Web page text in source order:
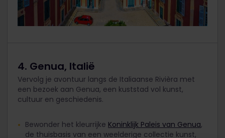
4. Genua, Italië
Vervolg je avontuur langs de Italiaanse Rivièra met
een bezoek aan Genua, een kuststad vol kunst,
cultuur en geschiedenis.
Bewonder het kleurrijke Koninklijk Paleis van Genua,
de thuisbasis van een weelderige collectie kunst,